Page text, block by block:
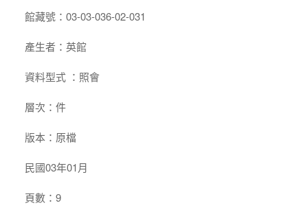
館藏號：03-03-036-02-031
產生者：英館
資料型式 ：照會
層次：件
版本：原檔
民國03年01月
頁數：9